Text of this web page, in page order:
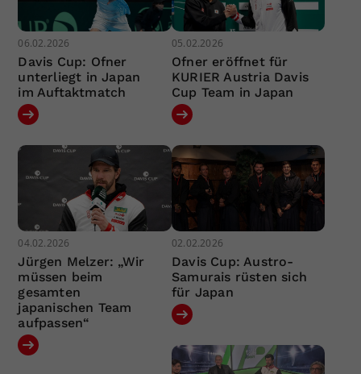
06.02.2026
Davis Cup: Ofner
unterliegt in Japan
im Auftaktmatch
05.02.2026
Ofner eröffnet für
KURIER Austria Davis
Cup Team in Japan
04.02.2026
Jürgen Melzer: „Wir
müssen beim
gesamten
japanischen Team
aufpassen“
02.02.2026
Davis Cup: Austro-
Samurais rüsten sich
für Japan